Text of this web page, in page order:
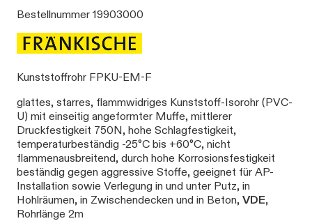
Bestellnummer 19903000
Kunststoffrohr FPKU-EM-F
glattes, starres, flammwidriges Kunststoff-Isorohr (PVC-
U) mit einseitig angeformter Muffe, mittlerer
Druckfestigkeit 750N, hohe Schlagfestigkeit,
temperaturbeständig -25°C bis +60°C, nicht
flammenausbreitend, durch hohe Korrosionsfestigkeit
beständig gegen aggressive Stoffe, geeignet für AP-
Installation sowie Verlegung in und unter Putz, in
Hohlräumen, in Zwischendecken und in Beton, VDE,
Rohrlänge 2m